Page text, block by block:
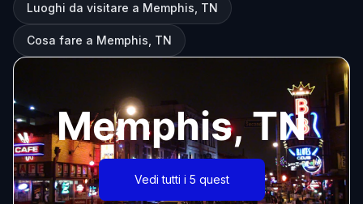
Luoghi da visitare a Memphis, TN
Cosa fare a Memphis, TN
Memphis, TN
Vedi tutti i 5 quest